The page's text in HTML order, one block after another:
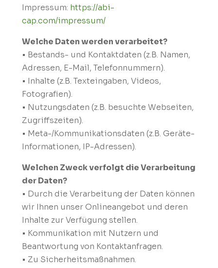
Impressum: https://abi-
cap.com/impressum/
Welche Daten werden verarbeitet?
• Bestands- und Kontaktdaten (z.B. Namen,
Adressen, E-Mail, Telefonnummern).
• Inhalte (z.B. Texteingaben, Videos,
Fotografien).
• Nutzungsdaten (z.B. besuchte Webseiten,
Zugriffszeiten).
• Meta-/Kommunikationsdaten (z.B. Geräte-
Informationen, IP-Adressen).
Welchen Zweck verfolgt die Verarbeitung
der Daten?
• Durch die Verarbeitung der Daten können
wir Ihnen unser Onlineangebot und deren
Inhalte zur Verfügung stellen.
• Kommunikation mit Nutzern und
Beantwortung von Kontaktanfragen.
• Zu Sicherheitsmaßnahmen.